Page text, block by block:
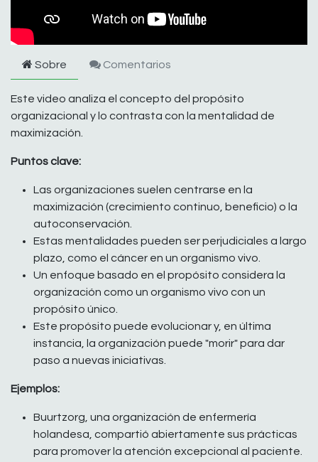
Sobre Comentarios
Este video analiza el concepto del propósito
organizacional y lo contrasta con la mentalidad de
maximización.
Puntos clave:
Las organizaciones suelen centrarse en la
maximización (crecimiento continuo, beneficio) o la
autoconservación.
Estas mentalidades pueden ser perjudiciales a largo
plazo, como el cáncer en un organismo vivo.
Un enfoque basado en el propósito considera la
organización como un organismo vivo con un
propósito único.
Este propósito puede evolucionar y, en última
instancia, la organización puede "morir" para dar
paso a nuevas iniciativas.
Ejemplos:
Buurtzorg, una organización de enfermería
holandesa, compartió abiertamente sus prácticas
para promover la atención excepcional al paciente.